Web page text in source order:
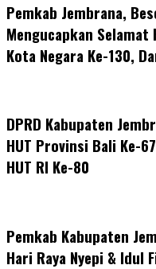
Pemkab Jembrana,
Mengucapkan Selamat
Kota Negara Ke-130,
DPRD Kabupaten
HUT Provinsi Bali Ke-
HUT RI Ke-80
Pemkab Kabupaten
Hari Raya Nyepi & Idul